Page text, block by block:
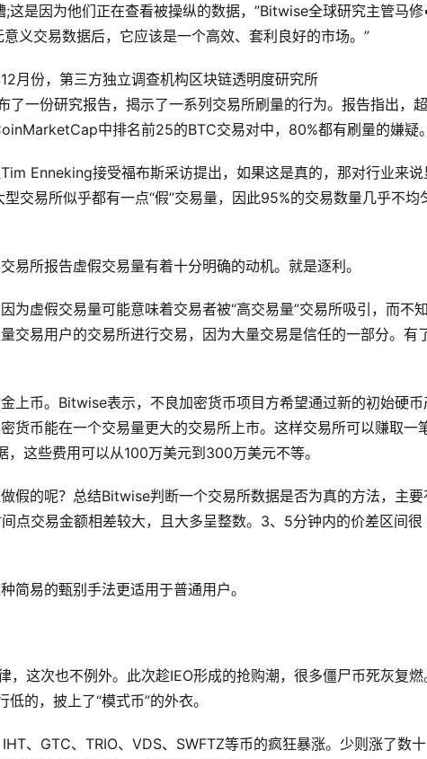
这是因为他们正在查看被操纵的数据，”Bitwise全球研究主管马修
义交易数据后，它应该是一个高效、套利良好的市场。”
月份，第三方独立调查机构区块链透明度研究所
一份研究报告，揭示了一系列交易所刷量的行为。报告指出，
中排名前25的BTC交易对中，80%都有刷量的嫌疑。
Enneking接受福布斯采访提出，如果这是真的，那对行业来说
交易所似乎都有一点“假”交易量，因此95%的交易数量几乎不均
易所报告虚假交易量有着十分明确的动机。就是逐利。
为虚假交易量可能意味着交易者被“高交易量”交易所吸引，而不
交易用户的交易所进行交易，因为大量交易是信任的一部分。有
上币。Bitwise表示，不良加密货币项目方希望通过新的初始硬币
货币能在一个交易量更大的交易所上市。这样交易所可以赚取一
这些费用可以从100万美元到300万美元不等。
假的呢？总结Bitwise判断一个交易所数据是否为真的方法，主要
点交易金额相差较大，且大多呈整数。3、5分钟内的价差区间很
简易的甄别手法更适用于普通用户。
，这次也不例外。此次趁IEO形成的抢购潮，很多僵尸币死灰复燃
的，披上了“模式币”的外衣。
、GTC、TRIO、VDS、SWFTZ等币的疯狂暴涨。少则涨了数十